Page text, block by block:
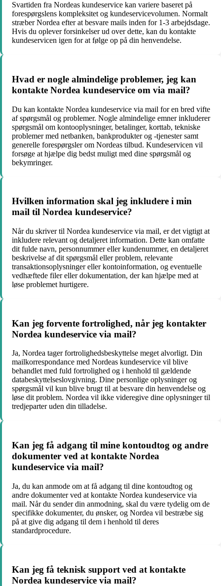
Svartiden fra Nordeas kundeservice kan variere baseret på
forespørgslens kompleksitet og kundeservicevolumen. Normalt
stræber Nordea efter at besvare mails inden for 1-3 arbejdsdage.
Hvis du oplever forsinkelser ud over dette, kan du kontakte
kundeservicen igen for at følge op på din henvendelse.
Hvad er nogle almindelige problemer, jeg kan
kontakte Nordea kundeservice om via mail?
Du kan kontakte Nordea kundeservice via mail for en bred vifte
af spørgsmål og problemer. Nogle almindelige emner inkluderer
spørgsmål om kontooplysninger, betalinger, korttab, tekniske
problemer med netbanken, bankprodukter og -tjenester samt
generelle forespørgsler om Nordeas tilbud. Kundeservicen vil
forsøge at hjælpe dig bedst muligt med dine spørgsmål og
bekymringer.
Hvilken information skal jeg inkludere i min
mail til Nordea kundeservice?
Når du skriver til Nordea kundeservice via mail, er det vigtigt at
inkludere relevant og detaljeret information. Dette kan omfatte
dit fulde navn, personnummer eller kundenummer, en detaljeret
beskrivelse af dit spørgsmål eller problem, relevante
transaktionsoplysninger eller kontoinformation, og eventuelle
vedhæftede filer eller dokumentation, der kan hjælpe med at
løse problemet hurtigere.
Kan jeg forvente fortrolighed, når jeg kontakter
Nordea kundeservice via mail?
Ja, Nordea tager fortrolighedsbeskyttelse meget alvorligt. Din
mailkorrespondance med Nordeas kundeservice vil blive
behandlet med fuld fortrolighed og i henhold til gældende
databeskyttelseslovgivning. Dine personlige oplysninger og
spørgsmål vil kun blive brugt til at besvare din henvendelse og
løse dit problem. Nordea vil ikke videregive dine oplysninger til
tredjeparter uden din tilladelse.
Kan jeg få adgang til mine kontoudtog og andre
dokumenter ved at kontakte Nordea
kundeservice via mail?
Ja, du kan anmode om at få adgang til dine kontoudtog og
andre dokumenter ved at kontakte Nordea kundeservice via
mail. Når du sender din anmodning, skal du være tydelig om de
specifikke dokumenter, du ønsker, og Nordea vil bestræbe sig
på at give dig adgang til dem i henhold til deres
standardprocedure.
Kan jeg få teknisk support ved at kontakte
Nordea kundeservice via mail?